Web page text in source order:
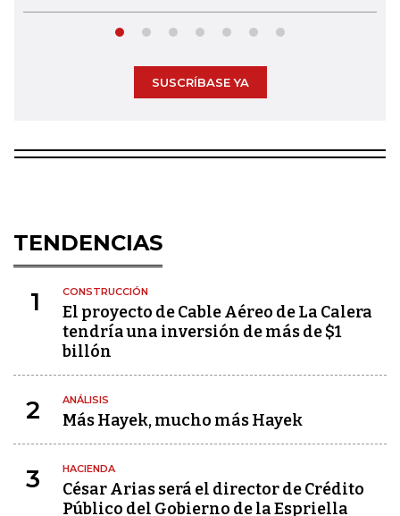
SUSCRÍBASE YA
TENDENCIAS
1 CONSTRUCCIÓN
El proyecto de Cable Aéreo de La Calera
tendría una inversión de más de $1
billón
2 ANÁLISIS
Más Hayek, mucho más Hayek
3 HACIENDA
César Arias será el director de Crédito
Público del Gobierno de la Espriella